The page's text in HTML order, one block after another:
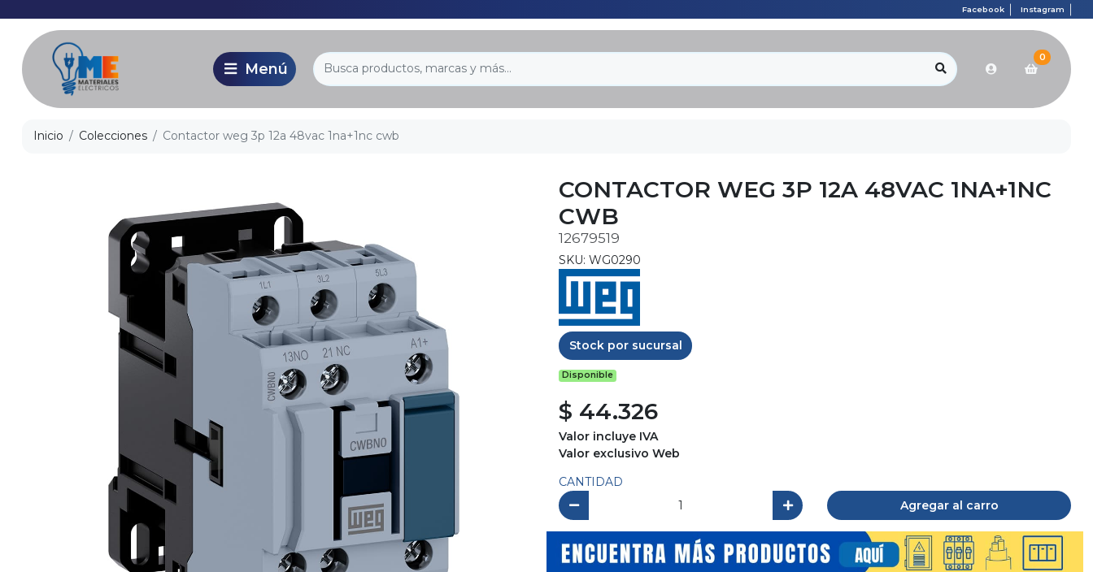
Facebook Instagram
0
Inicio Colecciones Contactor weg 3p 12a 48vac 1na+1nc cwb
CONTACTOR WEG 3P 12A 48VAC 1NA+1NC
CWB
12679519
SKU: WG0290
Stock por sucursal
Disponible
$ 44.326
Valor incluye IVA
Valor exclusivo Web
CANTIDAD
Agregar al carro